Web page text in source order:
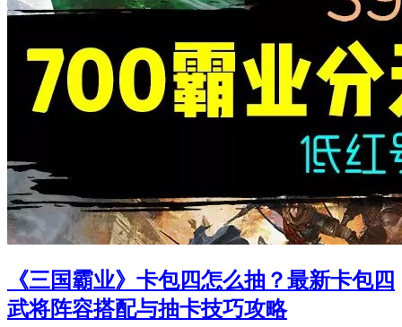
《三国霸业》卡包四怎么抽？最新卡包四
武将阵容搭配与抽卡技巧攻略